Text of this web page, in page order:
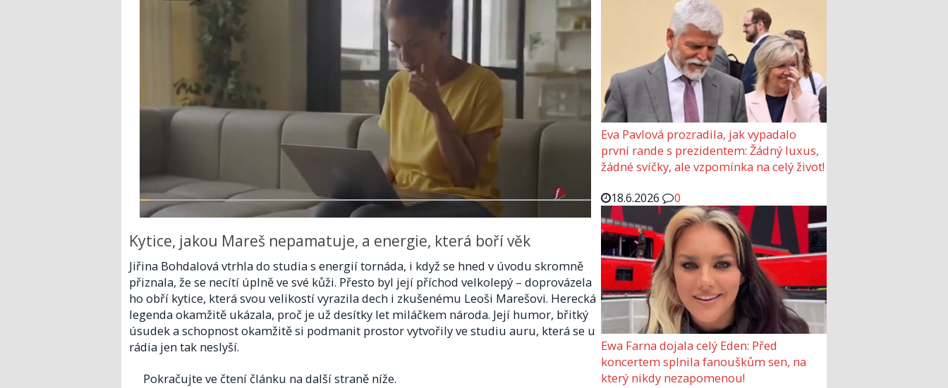
Kytice, jakou Mareš nepamatuje, a energie, která boří věk
Jiřina Bohdalová vtrhla do studia s energií tornáda, i když se hned v úvodu skromně
přiznala, že se necítí úplně ve své kůži. Přesto byl její příchod velkolepý – doprovázela
ho obří kytice, která svou velikostí vyrazila dech i zkušenému Leoši Marešovi. Herecká
legenda okamžitě ukázala, proč je už desítky let miláčkem národa. Její humor, břitký
úsudek a schopnost okamžitě si podmanit prostor vytvořily ve studiu auru, která se u
rádia jen tak neslyší.
Pokračujte ve čtení článku na další straně níže.
Eva Pavlová prozradila, jak vypadalo
první rande s prezidentem: Žádný luxus,
žádné svíčky, ale vzpomínka na celý život!
18.6.2026
0
Ewa Farna dojala celý Eden: Před
koncertem splnila fanouškům sen, na
který nikdy nezapomenou!